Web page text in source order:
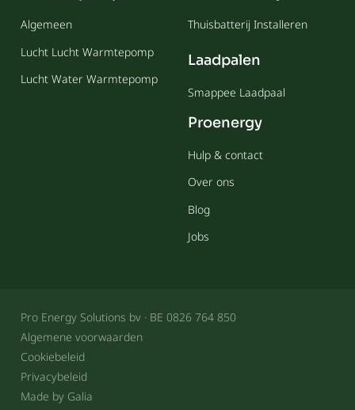
Algemeen
Lucht Lucht Warmtepomp
Lucht Water Warmtepomp
Thuisbatterij Installeren
Laadpalen
Smappee Laadpaal
Proenergy
Hulp & contact
Over ons
Blog
Jobs
Pro Energy Solutions bv · BE 0826 764 850
Algemene voorwaarden
Cookiebeleid
Privacybeleid
Made by Galia